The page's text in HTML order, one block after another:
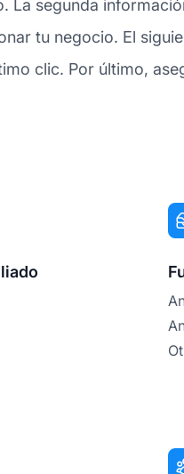
La segunda
tu negocio. El
clic. Por último,